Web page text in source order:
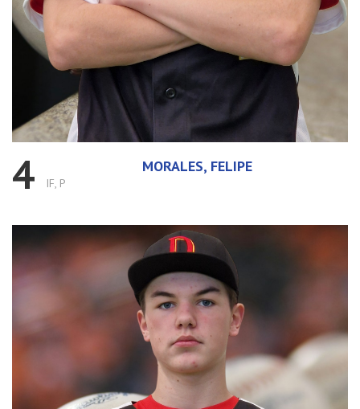
4 MORALES, FELIPE
IF, P